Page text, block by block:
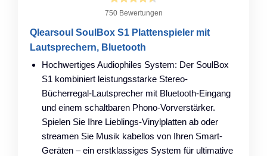
750 Bewertungen
Qlearsoul SoulBox S1 Plattenspieler mit
Lautsprechern, Bluetooth
Hochwertiges Audiophiles System: Der SoulBox
S1 kombiniert leistungsstarke Stereo-
Bücherregal-Lautsprecher mit Bluetooth-Eingang
und einem schaltbaren Phono-Vorverstärker.
Spielen Sie Ihre Lieblings-Vinylplatten ab oder
streamen Sie Musik kabellos von Ihren Smart-
Geräten – ein erstklassiges System für ultimative